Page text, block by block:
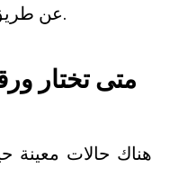
عن طريق تقليل الأخطاء وتعزيز النتائج.
متى تختار
هناك حالات معينة